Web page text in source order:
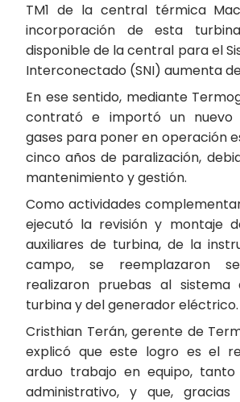
TM1 de la central térmica
incorporación de esta
disponible de la central para el
Interconectado (SNI) aumenta de
En ese sentido, mediante
contrató e importó un nuevo
gases para poner en operación
cinco años de paralización,
mantenimiento y gestión.
Como actividades
ejecutó la revisión y montaje
auxiliares de turbina, de la
campo, se reemplazaron
realizaron pruebas al
turbina y del generador eléctrico.
Cristhian Terán, gerente de
explicó que este logro es el
arduo trabajo en equipo,
administrativo, y que,